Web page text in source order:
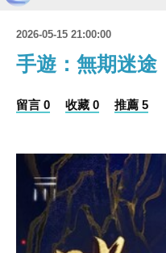
2026-05-15 21:00:00
手遊：無期迷途
留言 0 收藏 0 推薦 5